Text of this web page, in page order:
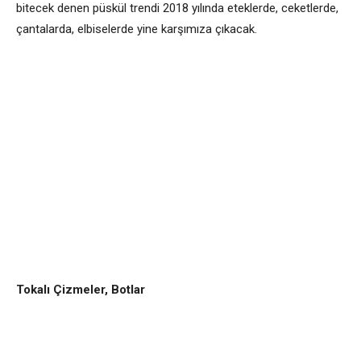
bitecek denen püskül trendi 2018 yılında eteklerde, ceketlerde,
çantalarda, elbiselerde yine karşımıza çıkacak.
Tokalı Çizmeler, Botlar